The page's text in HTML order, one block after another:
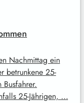
Nachmittag ein
betrunkene 25-
25-Jährigen, …